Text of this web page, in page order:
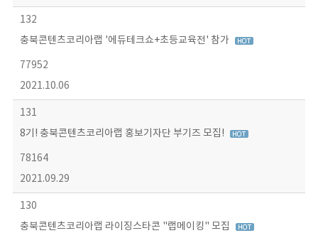
132
충북콘텐츠코리아랩 '에듀테크쇼+초등교육전' 참가
77952
2021.10.06
131
8기! 충북콘텐츠코리아랩 홍보기자단 부기즈 모집!
78164
2021.09.29
130
충북콘텐츠코리아랩 라이징스타콘 "랩메이킹" 모집